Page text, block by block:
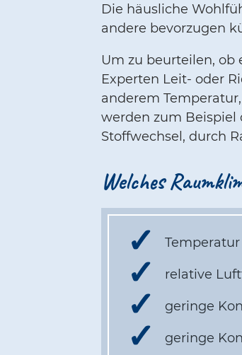
Die häusliche
andere bevorzugen
Um zu beurteilen,
Experten Leit- oder
anderem
werden zum Beispiel
Stoffwechsel, durch
Welches
relative
geringe
geringe